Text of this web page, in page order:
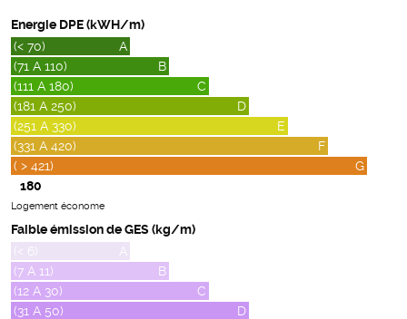
Energie DPE (kWH/m)
(< 70)
A
(71 A 110)
B
(111 A 180)
C
(181 A 250)
D
(251 A 330)
E
(331 A 420)
F
( > 421)
G
180
Logement économe
Faible émission de GES (kg/m)
(< 6)
A
(7 A 11)
B
(12 A 30)
C
(31 A 50)
D